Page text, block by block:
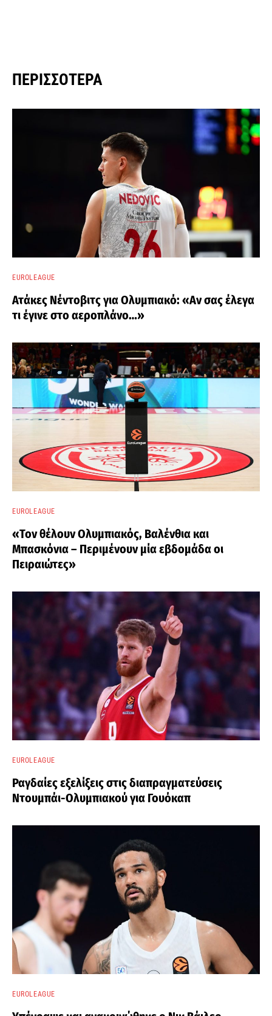
ΠΕΡΙΣΣΌΤΕΡΑ
EUROLEAGUE
Ατάκες Νέντοβιτς για Ολυμπιακό: «Αν σας έλεγα
τι έγινε στο αεροπλάνο…»
EUROLEAGUE
«Τον θέλουν Ολυμπιακός, Βαλένθια και
Μπασκόνια – Περιμένουν μία εβδομάδα οι
Πειραιώτες»
EUROLEAGUE
Ραγδαίες εξελίξεις στις διαπραγματεύσεις
Ντουμπάι-Ολυμπιακού για Γουόκαπ
EUROLEAGUE